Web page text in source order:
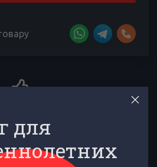
4000 отзывов к товарам
среди множества товаров? Тебе
отзывы товарищей по вейпингу!
для